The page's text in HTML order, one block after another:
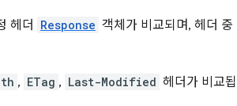
헤더 Response 객체가 비교되며, 헤더
, ETag , Last-Modified 헤더가 비교